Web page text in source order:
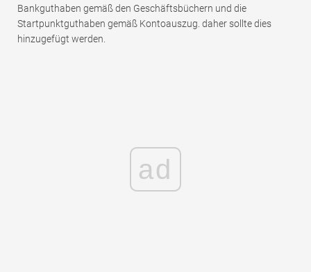
Bankguthaben gemäß den Geschäftsbüchern und die
Startpunktguthaben gemäß Kontoauszug. daher sollte dies
hinzugefügt werden.
ad